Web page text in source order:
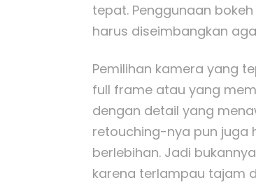
tepat. Penggunaan
harus diseimbangkan
Pemilihan kamera yang
full frame atau yang
dengan detail yang
retouching-nya pun juga
berlebihan. Jadi
karena terlampau tajam